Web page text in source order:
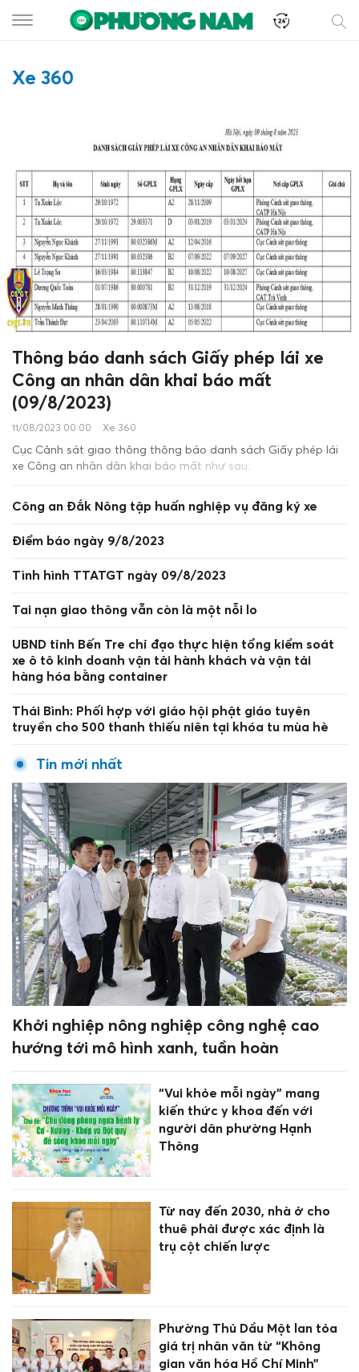
Xe 360
Thông báo danh sách Giấy phép lái xe
Công an nhân dân khai báo mất
(09/8/2023)
11/08/2023 00:00 Xe 360
Cục Cảnh sát giao thông thông báo danh sách Giấy phép lái
xe Công an nhân dân khai báo mất như sau:
Công an Đắk Nông tập huấn nghiệp vụ đăng ký xe
Điểm báo ngày 9/8/2023
Tình hình TTATGT ngày 09/8/2023
Tai nạn giao thông vẫn còn là một nỗi lo
UBND tỉnh Bến Tre chỉ đạo thực hiện tổng kiểm soát
xe ô tô kinh doanh vận tải hành khách và vận tải
hàng hóa bằng container
Thái Bình: Phối hợp với giáo hội phật giáo tuyên
truyền cho 500 thanh thiếu niên tại khóa tu mùa hè
Tin mới nhất
Khởi nghiệp nông nghiệp công nghệ cao
hướng tới mô hình xanh, tuần hoàn
“Vui khỏe mỗi ngày” mang
kiến thức y khoa đến với
người dân phường Hạnh
Thông
Từ nay đến 2030, nhà ở cho
thuê phải được xác định là
trụ cột chiến lược
Phường Thủ Dầu Một lan tỏa
giá trị nhân văn từ “Không
gian văn hóa Hồ Chí Minh”